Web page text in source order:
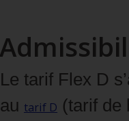
Le tarif Flex D
au tarif D (tarif de